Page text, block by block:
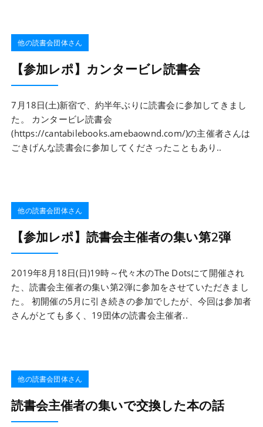
他の読書会団体さん
【参加レポ】カンタービレ読書会
7月18日(土)新宿で、約半年ぶりに読書会に参加してきまし
た。 カンタービレ読書会
(https://cantabilebooks.amebaownd.com/)の主催者さんは
ごきげんな読書会に参加してくださったこともあり..
他の読書会団体さん
【参加レポ】読書会主催者の集い第2弾
2019年8月18日(日)19時～代々木のThe Dotsにて開催され
た、読書会主催者の集い第2弾に参加をさせていただきまし
た。 初開催の5月に引き続きの参加でしたが、今回は参加者
さんがとても多く、19団体の読書会主催者..
他の読書会団体さん
読書会主催者の集いで交換した本の話